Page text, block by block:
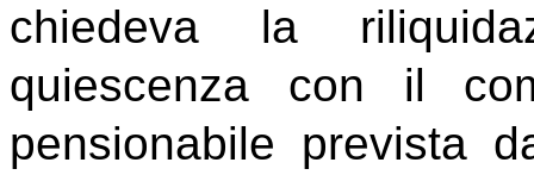
chiedeva la
quiescenza con il
pensionabile prevista